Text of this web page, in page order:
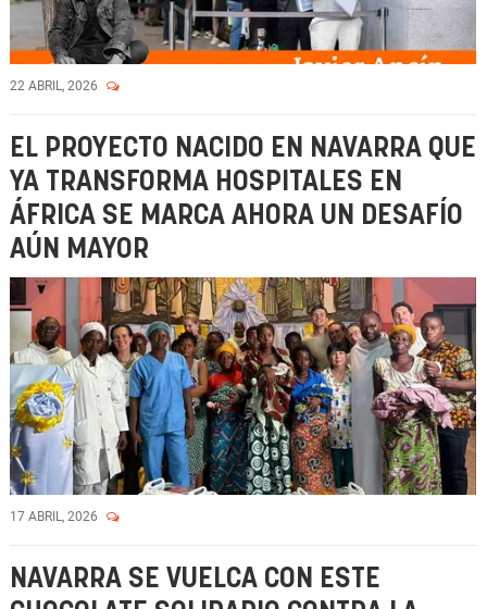
22 ABRIL, 2026
EL PROYECTO NACIDO EN NAVARRA QUE
YA TRANSFORMA HOSPITALES EN
ÁFRICA SE MARCA AHORA UN DESAFÍO
AÚN MAYOR
17 ABRIL, 2026
NAVARRA SE VUELCA CON ESTE